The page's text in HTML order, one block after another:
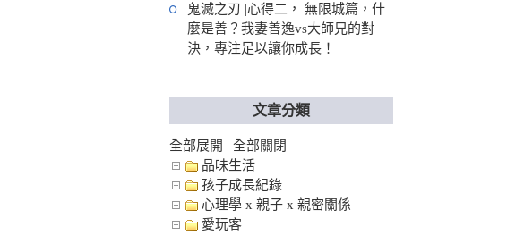
鬼滅之刃 |心得二， 無限城篇，什
麼是善？我妻善逸vs大師兄的對
決，專注足以讓你成長！
文章分類
全部展開 | 全部關閉
品味生活
孩子成長紀錄
心理學 x 親子 x 親密關係
愛玩客